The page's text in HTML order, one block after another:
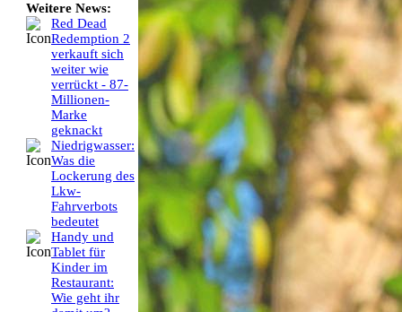
Weitere News:
Red Dead
Redemption 2
verkauft sich
weiter wie
verrückt - 87-
Millionen-
Marke
geknackt
Niedrigwasser:
Was die
Lockerung des
Lkw-
Fahrverbots
bedeutet
Handy und
Tablet für
Kinder im
Restaurant:
Wie geht ihr